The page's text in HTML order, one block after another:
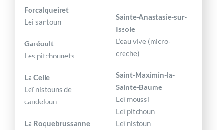
Forcalqueiret
Lei santoun
Garéoult
Les pitchounets
La Celle
Leï nistouns de
candeloun
La Roquebrussanne
Sainte-Anastasie-sur-
Issole
L’eau vive (micro-
crèche)
Saint-Maximin-la-
Sainte-Baume
Leï moussi
Leï pitchoun
Leï nistoun